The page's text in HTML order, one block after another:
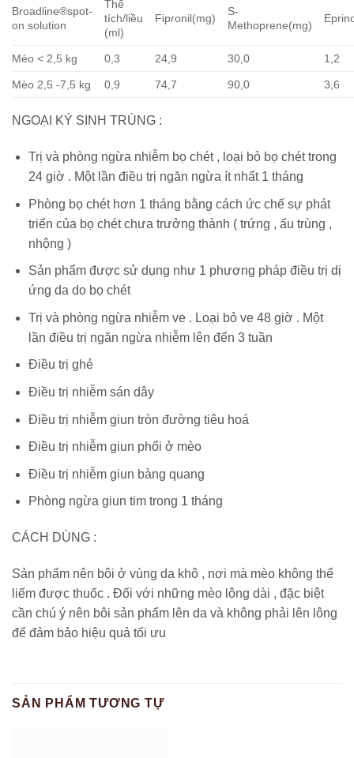
Broadline®spot-
on solution
Thể
tích/liều
(ml)
Fipronil(mg)
S-
Methoprene(mg)
Mèo < 2,5 kg 0,3 24,9 30,0 1,2
Mèo 2,5 -7,5 kg 0,9 74,7 90,0 3,6
NGOẠI KÝ SINH TRÙNG :
Trị và phòng ngừa nhiễm bọ chét , loại bỏ bọ chét trong
24 giờ . Một lần điều trị ngăn ngừa ít nhất 1 tháng
Phòng bọ chét hơn 1 tháng bằng cách ức chế sự phát
triển của bọ chét chưa trưởng thành ( trứng , ấu trùng ,
nhộng )
Sản phẩm được sử dụng như 1 phương pháp điều trị dị
ứng da do bọ chét
Trị và phòng ngừa nhiễm ve . Loại bỏ ve 48 giờ . Một
lần điều trị ngăn ngừa nhiễm lên đến 3 tuần
Điều trị ghẻ
Điều trị nhiễm sán dây
Điều trị nhiễm giun tròn đường tiêu hoá
Điều trị nhiễm giun phổi ở mèo
Điều trị nhiễm giun bàng quang
Phòng ngừa giun tim trong 1 tháng
CÁCH DÙNG :
Sản phẩm nên bôi ở vùng da khô , nơi mà mèo không thể
liếm được thuốc . Đối với những mèo lông dài , đặc biệt
cần chú ý nên bôi sản phẩm lên da và không phải lên lông
để đảm bảo hiệu quả tối ưu
SẢN PHẨM TƯƠNG TỰ